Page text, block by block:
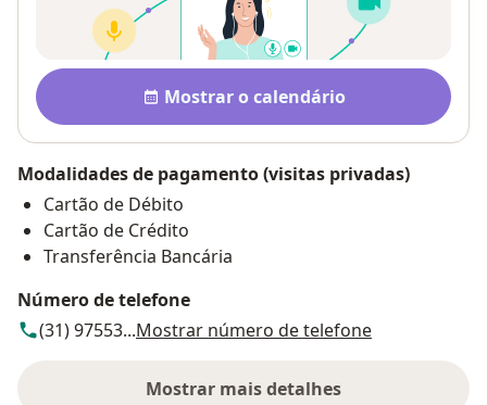
Disponibilidade
Mostrar o calendário
Modalidades de pagamento (visitas privadas)
Cartão de Débito
Cartão de Crédito
Transferência Bancária
Número de telefone
(31) 97553...Mostrar número de telefone
Mostrar mais detalhes